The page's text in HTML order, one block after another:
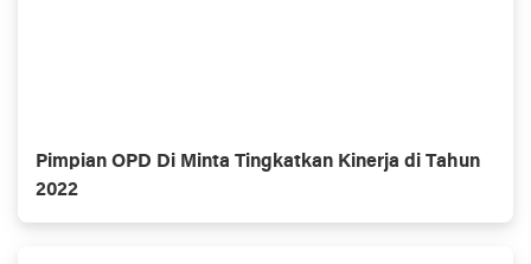
Pimpian OPD Di Minta Tingkatkan Kinerja di Tahun
2022